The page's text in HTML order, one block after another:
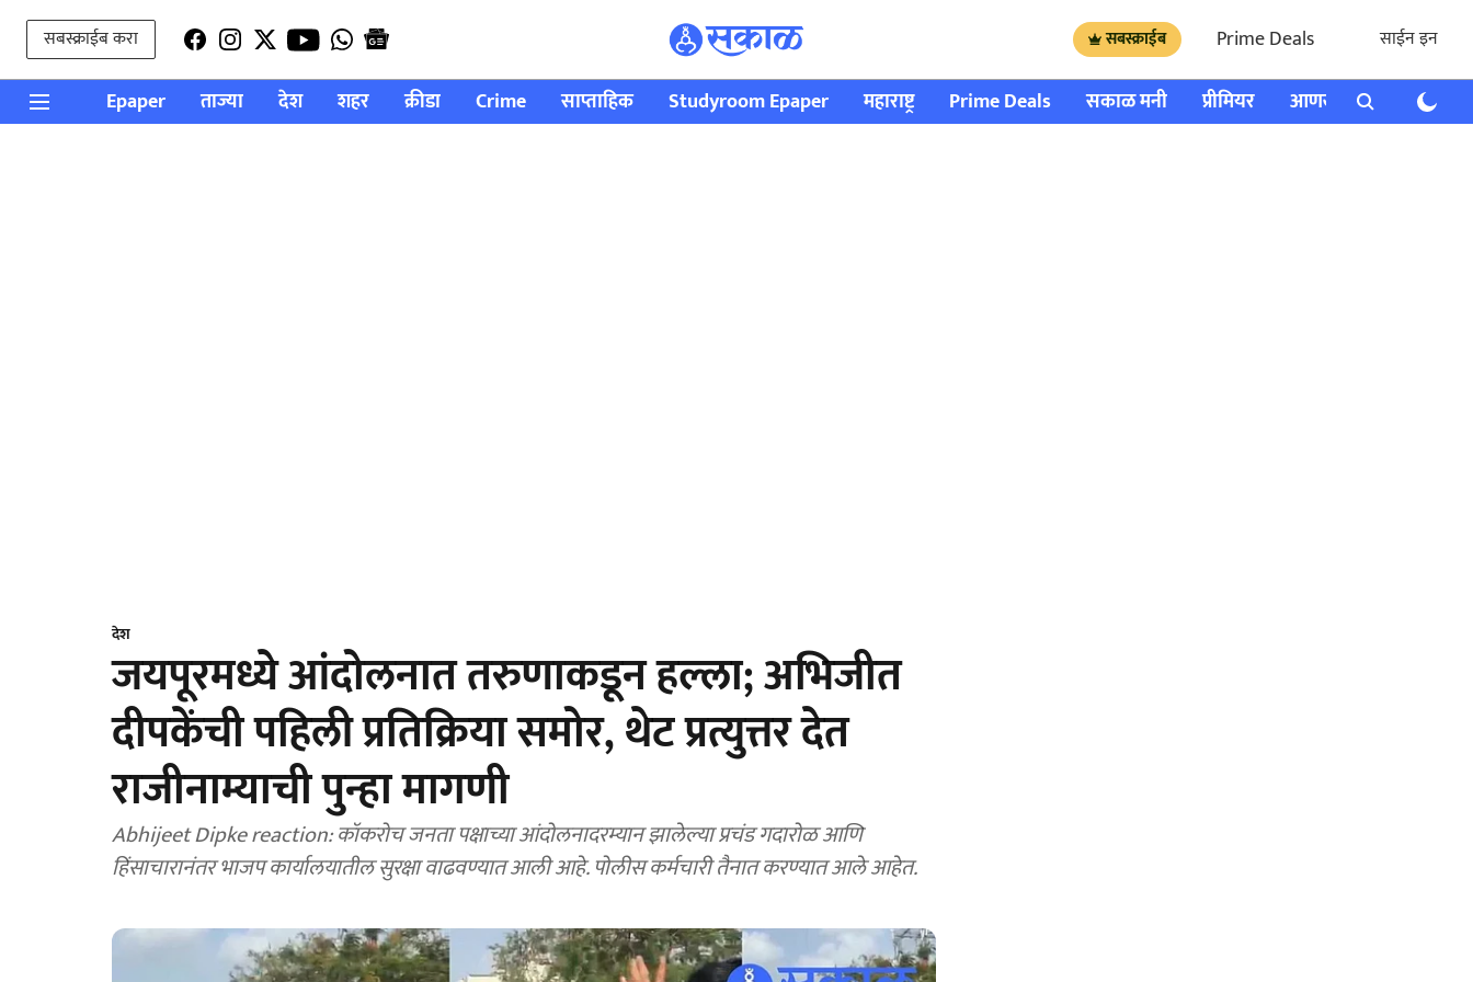
सबस्क्राईब करा सबस्क्राईब Prime Deals साईन इन
Epaper ताज्या देश शहर क्रीडा Crime साप्ताहिक Studyroom Epaper महाराष्ट्र Prime Deals सकाळ मनी प्रीमियर आणखी राशी भविष्य
देश
जयपूरमध्ये आंदोलनात तरुणाकडून हल्ला; अभिजीत
दीपकेंची पहिली प्रतिक्रिया समोर, थेट प्रत्युत्तर देत
राजीनाम्याची पुन्हा मागणी
Abhijeet Dipke reaction: कॉकरोच जनता पक्षाच्या आंदोलनादरम्यान झालेल्या प्रचंड गदारोळ आणि
हिंसाचारानंतर भाजप कार्यालयातील सुरक्षा वाढवण्यात आली आहे. पोलीस कर्मचारी तैनात करण्यात आले आहेत.